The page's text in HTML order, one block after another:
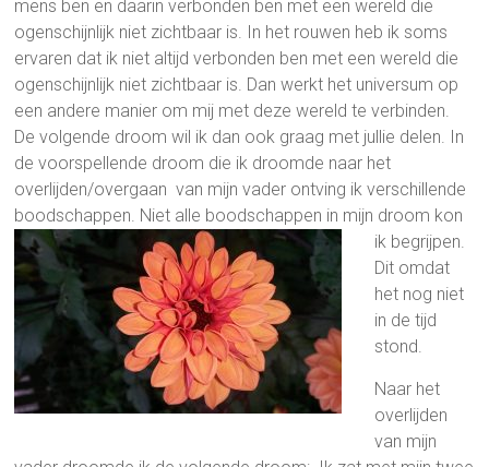
mens ben en daarin verbonden ben met een wereld die
ogenschijnlijk niet zichtbaar is. In het rouwen heb ik soms
ervaren dat ik niet altijd verbonden ben met een wereld die
ogenschijnlijk niet zichtbaar is. Dan werkt het universum op
een andere manier om mij met deze wereld te verbinden.
De volgende droom wil ik dan ook graag met jullie delen. In
de voorspellende droom die ik droomde naar het
overlijden/overgaan van mijn vader ontving ik verschillende
boodschappen. Niet alle boodschappen in mijn droom kon
ik begrijpen.
Dit omdat
het nog niet
in de tijd
stond.
Naar het
overlijden
van mijn